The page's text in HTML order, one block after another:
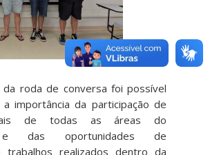
da roda de conversa foi possível
importância da participação de
de todas as áreas do
e das oportunidades de
trabalhos realizados dentro da